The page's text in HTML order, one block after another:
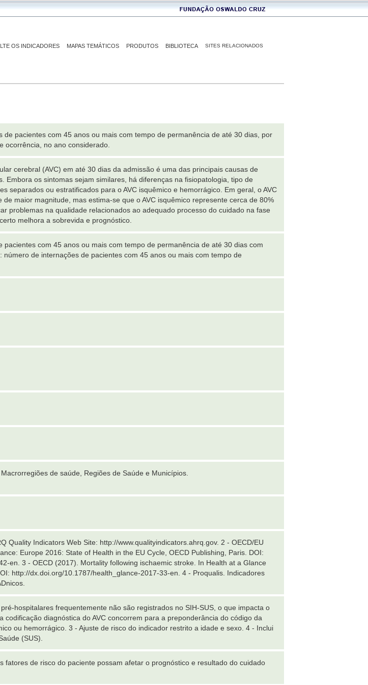
OS INDICADORES MAPAS TEMÁTICOS PRODUTOS BIBLIOTECA SITES RELACIONADOS
pacientes com 45 anos ou mais com tempo de permanência de até 30 dias, por
ocorrência, no ano considerado.
cerebral (AVC) em até 30 dias da admissão é uma das principais causas de
Embora os sintomas sejam similares, há diferenças na fisiopatologia, tipo de
separados ou estratificados para o AVC isquêmico e hemorrágico. Em geral, o AVC
maior magnitude, mas estima-se que o AVC isquêmico represente cerca de 80%
problemas na qualidade relacionados ao adequado processo do cuidado na fase
melhora a sobrevida e prognóstico.
com 45 anos ou mais com tempo de permanência de até 30 dias com
de internações de pacientes com 45 anos ou mais com tempo de
de saúde, Regiões de Saúde e Municípios.
Quality Indicators Web Site: http://www.qualityindicators.ahrq.gov. 2 - OECD/EU
Europe 2016: State of Health in the EU Cycle, OECD Publishing, Paris. DOI:
en. 3 - OECD (2017). Mortality following ischaemic stroke. In Health at a Glance
http://dx.doi.org/10.1787/health_glance-2017-33-en. 4 - Proqualis. Indicadores
hospitalares frequentemente não são registrados no SIH-SUS, o que impacta o
diagnóstica do AVC concorrem para a preponderância do código da
ou hemorrágico. 3 - Ajuste de risco do indicador restrito a idade e sexo. 4 - Inclui
(SUS).
fatores de risco do paciente possam afetar o prognóstico e resultado do cuidado